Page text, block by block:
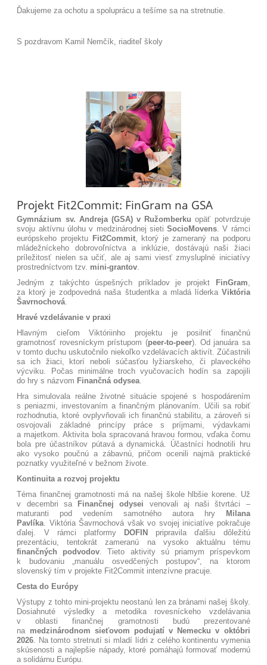
Ďakujeme za ochotu a spoluprácu a tešíme sa na stretnutie.
S pozdravom Kamil Nemčík, riaditeľ školy
Projekt Fit2Commit: FinGram na GSA
Gymnázium sv. Andreja (GSA) v Ružomberku opäť potvrdzuje
svoju aktívnu úlohu v medzinárodnej sietiSocioMovens. V rámci
európskeho projektu Fit2Commit, ktorý je zameraný na podporu
mládežníckeho dobrovoľníctva a inklúzie, dostávajú naši žiaci
príležitosť nielen sa učiť, ale aj sami viesť zmysluplné iniciatívy
prostredníctvom tzv. mini-grantov.
Jedným z takýchto úspešných príkladov je projekt
FinGram,
za ktorý je zodpovedná naša študentka a mladá líderka Viktória
Šavrnochová.
Hravé vzdelávanie v praxi
Hlavným cieľom Viktóriinho projektu je posilniť finančnú
gramotnosť rovesníckym prístupom (peer-to-peer). Od januára sa
v tomto duchu uskutočnilo niekoľko vzdelávacích aktivít. Zúčastnili
sa ich žiaci, ktorí neboli súčasťou lyžiarskeho, či plaveckého
výcviku. Počas minimálne troch vyučovacích hodín sa zapojili
do hry s názvom Finančná odysea.
Hra simulovala reálne životné situácie spojené s hospodárením
s peniazmi, investovaním a finančným plánovaním. Učili sa robiť
rozhodnutia, ktoré ovplyvňovali ich finančnú stabilitu, a zároveň si
osvojovali základné princípy práce s príjmami, výdavkami
a majetkom. Aktivita bola spracovaná hravou formou, vďaka čomu
bola pre účastníkov pútavá a dynamická. Účastníci hodnotili hru
ako vysoko poučnú a zábavnú, pričom ocenili najmä praktické
poznatky využiteľné v bežnom živote.
Kontinuita a rozvoj projektu
Téma finančnej gramotnosti má na našej škole hlbšie korene. Už
v decembri sa
Finančnej odysei venovali aj naši štvrtáci –
maturanti pod vedením samotného autora hry
Milana
Pavlíka. Viktória Šavrnochová však vo svojej iniciatíve pokračuje
ďalej. V rámci platformy
DOFIN
pripravila ďalšiu dôležitú
prezentáciu, tentokrát zameranú na vysoko aktuálnu tému
finančných podvodov. Tieto aktivity sú priamym príspevkom
k budovaniu „manuálu osvedčených postupov“, na ktorom
slovenský tím v projekte Fit2Commit intenzívne pracuje.
Cesta do Európy
Výstupy z tohto mini-projektu neostanú len za bránami našej školy.
Dosiahnuté výsledky a metodika rovesníckeho vzdelávania
v oblasti finančnej gramotnosti budú prezentované
na medzinárodnom sieťovom podujatí v Nemecku v októbri
2026. Na tomto stretnutí si mladí lídri z celého kontinentu vymenia
skúsenosti a najlepšie nápady, ktoré pomáhajú formovať modernú
a solidárnu Európu.